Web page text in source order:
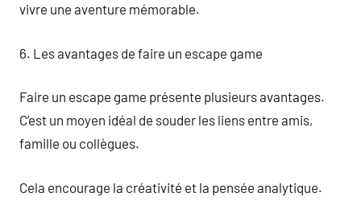
vivre une aventure mémorable.
6. Les avantages de faire un escape game
Faire un escape game présente plusieurs avantages.
C’est un moyen idéal de souder les liens entre amis,
famille ou collègues.
Cela encourage la créativité et la pensée analytique.